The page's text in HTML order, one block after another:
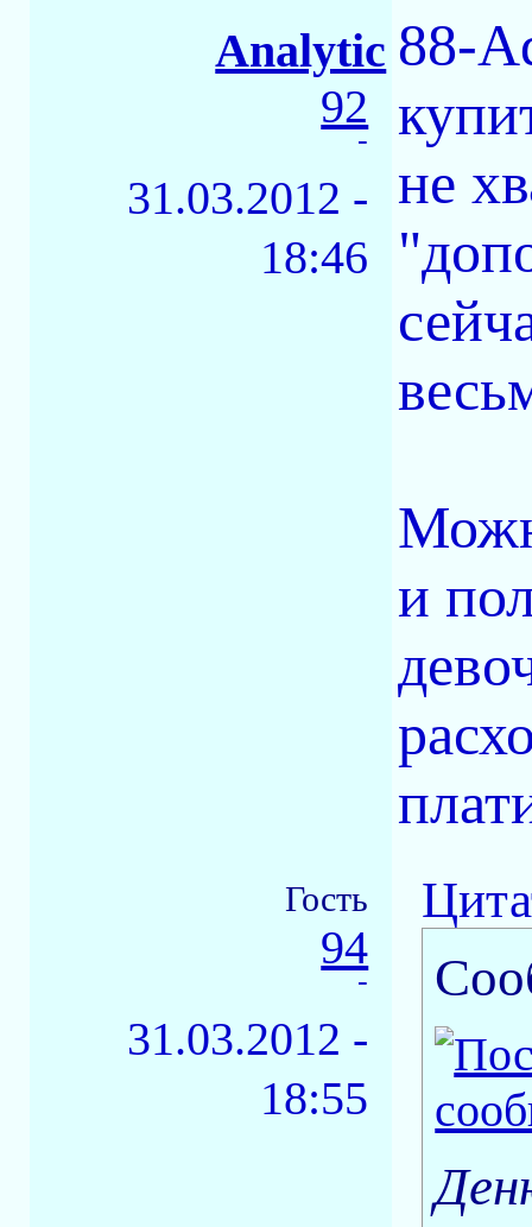
Analytic
92
-
31.03.2012 -
18:46
88-
не
и
Гость
94
-
31.03.2012 -
18:55